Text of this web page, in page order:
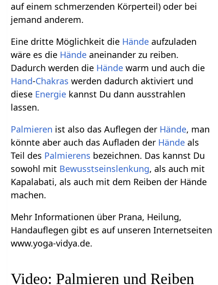
auf einem schmerzenden Körperteil) oder bei
jemand anderem.
Eine dritte Möglichkeit die Hände aufzuladen
wäre es die Hände aneinander zu reiben.
Dadurch werden die Hände warm und auch die
Hand-Chakras werden dadurch aktiviert und
diese Energie kannst Du dann ausstrahlen
lassen.
Palmieren ist also das Auflegen der Hände, man
könnte aber auch das Aufladen der Hände als
Teil des Palmierens bezeichnen. Das kannst Du
sowohl mit Bewusstseinslenkung, als auch mit
Kapalabati, als auch mit dem Reiben der Hände
machen.
Mehr Informationen über Prana, Heilung,
Handauflegen gibt es auf unseren Internetseiten
www.yoga-vidya.de.
Video: Palmieren und Reiben